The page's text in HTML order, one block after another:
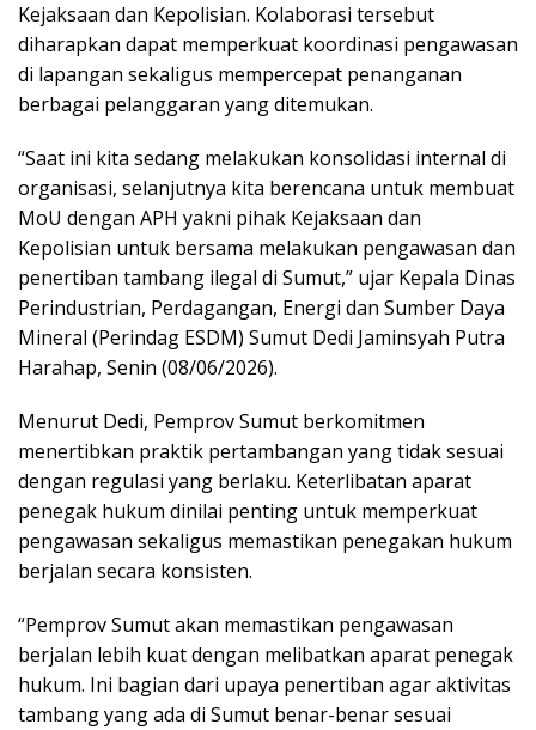
Kejaksaan dan Kepolisian. Kolaborasi tersebut
diharapkan dapat memperkuat koordinasi pengawasan
di lapangan sekaligus mempercepat penanganan
berbagai pelanggaran yang ditemukan.
“Saat ini kita sedang melakukan konsolidasi internal di
organisasi, selanjutnya kita berencana untuk membuat
MoU dengan APH yakni pihak Kejaksaan dan
Kepolisian untuk bersama melakukan pengawasan dan
penertiban tambang ilegal di Sumut,” ujar Kepala Dinas
Perindustrian, Perdagangan, Energi dan Sumber Daya
Mineral (Perindag ESDM) Sumut Dedi Jaminsyah Putra
Harahap, Senin (08/06/2026).
Menurut Dedi, Pemprov Sumut berkomitmen
menertibkan praktik pertambangan yang tidak sesuai
dengan regulasi yang berlaku. Keterlibatan aparat
penegak hukum dinilai penting untuk memperkuat
pengawasan sekaligus memastikan penegakan hukum
berjalan secara konsisten.
“Pemprov Sumut akan memastikan pengawasan
berjalan lebih kuat dengan melibatkan aparat penegak
hukum. Ini bagian dari upaya penertiban agar aktivitas
tambang yang ada di Sumut benar-benar sesuai